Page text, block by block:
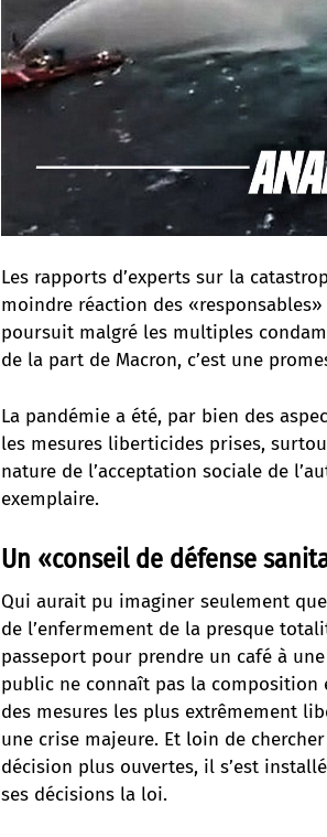
Les rapports d’experts sur la
moindre réaction des
poursuit malgré les multiples
de la part de Macron, c’est une
La pandémie a été, par bien des
les mesures liberticides prises,
nature de l’acceptation sociale de
exemplaire.
Un «conseil de défense
Qui aurait pu imaginer seulement
de l’enfermement de la presque
passeport pour prendre un café à
public ne connaît pas la composition
des mesures les plus extrêmement
une crise majeure. Et loin de
décision plus ouvertes, il s’est
ses décisions la loi.